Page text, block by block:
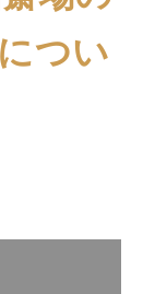
つい